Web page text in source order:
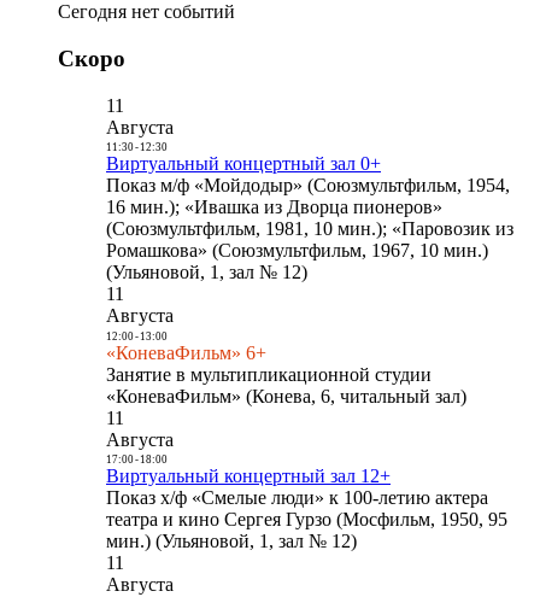
Сегодня нет событий
Скоро
11
Августа
11:30- 12:30
Виртуальный концертный зал 0+
Показ м/ф «Мойдодыр» (Союзмультфильм, 1954,
16 мин.); «Ивашка из Дворца пионеров»
(Союзмультфильм, 1981, 10 мин.); «Паровозик из
Ромашкова» (Союзмультфильм, 1967, 10 мин.)
(Ульяновой, 1, зал № 12)
11
Августа
12:00- 13:00
«КоневаФильм» 6+
Занятие в мультипликационной студии
«КоневаФильм» (Конева, 6, читальный зал)
11
Августа
17:00- 18:00
Виртуальный концертный зал 12+
Показ х/ф «Смелые люди» к 100-летию актера
театра и кино Сергея Гурзо (Мосфильм, 1950, 95
мин.) (Ульяновой, 1, зал № 12)
11
Августа